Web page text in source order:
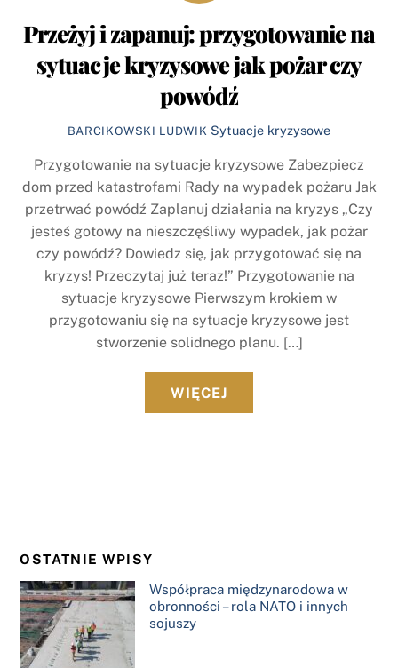
Przeżyj i zapanuj: przygotowanie na
sytuacje kryzysowe jak pożar czy
powódź
BARCIKOWSKI LUDWIK Sytuacje kryzysowe
Przygotowanie na sytuacje kryzysowe Zabezpiecz
dom przed katastrofami Rady na wypadek pożaru Jak
przetrwać powódź Zaplanuj działania na kryzys „Czy
jesteś gotowy na nieszczęśliwy wypadek, jak pożar
czy powódź? Dowiedz się, jak przygotować się na
kryzys! Przeczytaj już teraz!” Przygotowanie na
sytuacje kryzysowe Pierwszym krokiem w
przygotowaniu się na sytuacje kryzysowe jest
stworzenie solidnego planu. […]
WIĘCEJ
OSTATNIE WPISY
Współpraca międzynarodowa w
obronności – rola NATO i innych
sojuszy